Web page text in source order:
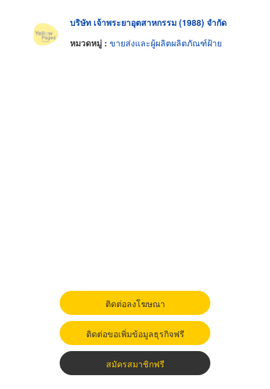
บริษัท เจ้าพระยาอุตสาหกรรม (1988) จำกัด
หมวดหมู่ : ขายส่งและผู้ผลิตผลิตภัณฑ์ฝ้าย
ติดต่อลงโฆษณา
ติดต่อขอเพิ่มข้อมูลธุรกิจฟรี
สมัครสมาชิกฟรี